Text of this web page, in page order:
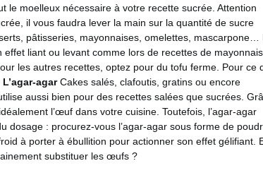
le moelleux nécessaire à votre recette sucrée. Attention
il vous faudra lever la main sur la quantité de sucre
pâtisseries, mayonnaises, omelettes, mascarpone…
liant ou levant comme lors de recettes de
les autres recettes, optez pour du tofu ferme. Pour ce
L’agar-agarCakes salés, clafoutis, gratins ou encore
aussi bien pour des recettes salées que sucrées.
l’œuf dans votre cuisine. Toutefois, l’agar-agar
dosage : procurez-vous l’agar-agar sous forme de
à porter à ébullition pour actionner son effet gélifiant.
substituer les œufs ?